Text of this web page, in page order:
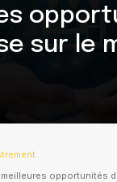
sur le
opportunités